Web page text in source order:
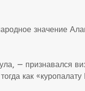
значение
— признавался
как